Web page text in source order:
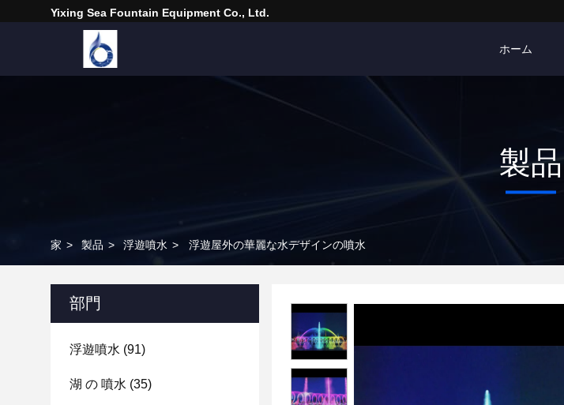
Yixing Sea Fountain Equipment Co., Ltd.
ホーム
製品
家 > 製品 > 浮遊噴水 > 浮遊屋外の華麗な水デザインの噴水
部門
浮遊噴水 (91)
湖 の 噴水 (35)